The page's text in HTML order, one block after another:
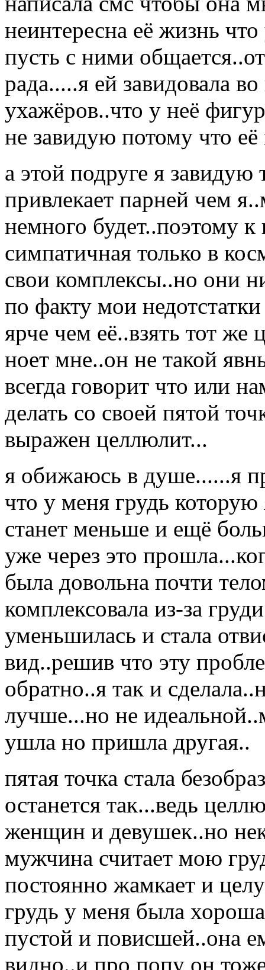
неинтересна её жизнь
пусть с ними
рада.....я ей завидовала
ухажёров..что у неё
не завидую потому что её
а этой подруге я
привлекает парней чем
немного будет..поэтому к
симпатичная только в
свои комплексы..но они
по факту мои
ярче чем её..взять тот
ноет мне..он не такой
всегда говорит что или
делать со своей пятой
выражен целлюлит...
я обижаюсь в душе......я
что у меня грудь
станет меньше и ещё
уже через это
была довольна почти
комплексовала из-за
уменьшилась и стала
вид..решив что эту
обратно..я так и
лучше...но не
ушла но пришла другая..
пятая точка стала
останется так...ведь
женщин и девушек..но
мужчина считает мою
постоянно жамкает и
грудь у меня была
пустой и повисшей..она
видно..и про попу он